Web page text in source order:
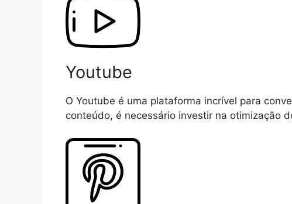
Youtube
O Youtube é uma plataforma incrível para
conteúdo, é necessário investir na otimização